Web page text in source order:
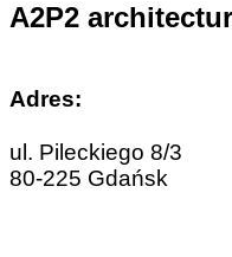
A2P2
Adres:
ul. Pileckiego 8/3
80-225 Gdańsk